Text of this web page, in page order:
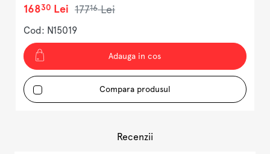
16830 Lei 17716Lei
Cod: N15019
Adauga in cos
Compara produsul
Recenzii